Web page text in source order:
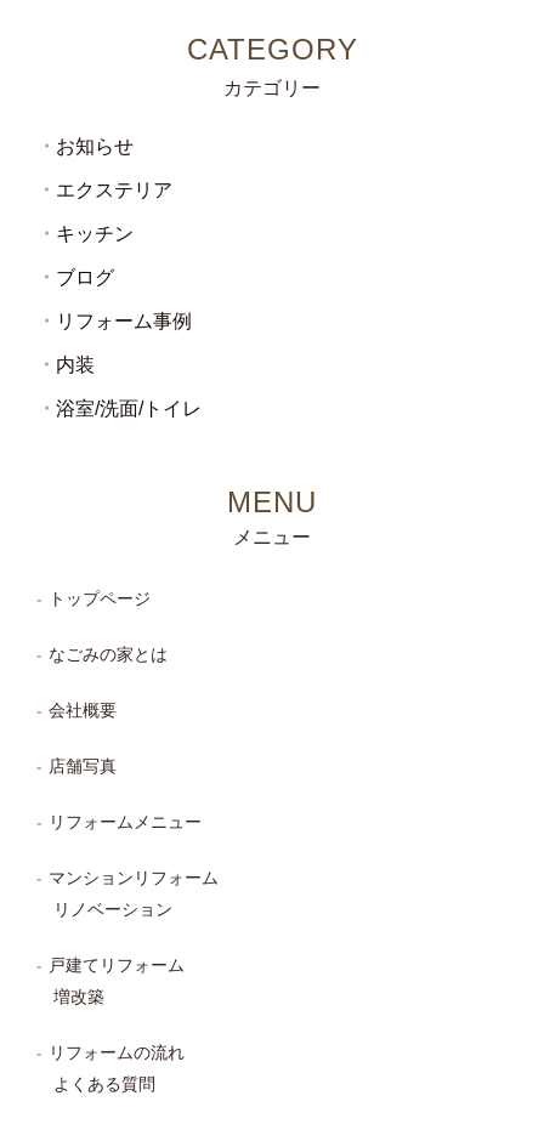
カテゴリー
お知らせ
エクステリア
キッチン
ブログ
リフォーム事例
内装
浴室/洗面/トイレ
メニュー
トップページ
なごみの家とは
会社概要
店舗写真
リフォームメニュー
マンションリフォーム
リノベーション
戸建てリフォーム
増改築
リフォームの流れ
よくある質問